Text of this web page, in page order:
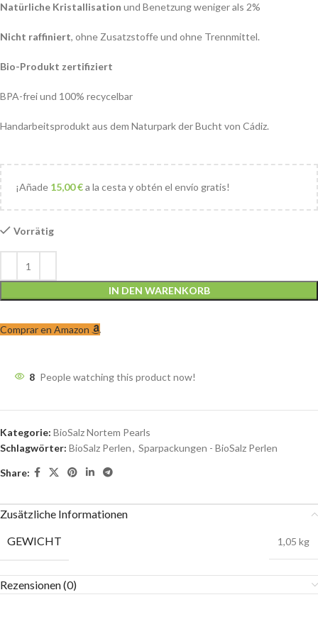
Natürliche Kristallisation und Benetzung weniger als 2%
Nicht raffiniert, ohne Zusatzstoffe und ohne Trennmittel.
Bio-Produkt zertifiziert
BPA-frei und 100% recycelbar
Handarbeitsprodukt aus dem Naturpark der Bucht von Cádiz.
¡Añade 15,00€a la cesta y obtén el envío gratis!
Vorrätig
IN DEN WARENKORB
Comprar en Amazon
8 People watching this product now!
Kategorie: BioSalz Nortem Pearls
Schlagwörter: BioSalz Perlen, Sparpackungen - BioSalz Perlen
Share:
Zusätzliche Informationen
GEWICHT
1,05 kg
Rezensionen (0)